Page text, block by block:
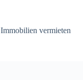
Immobilien vermieten